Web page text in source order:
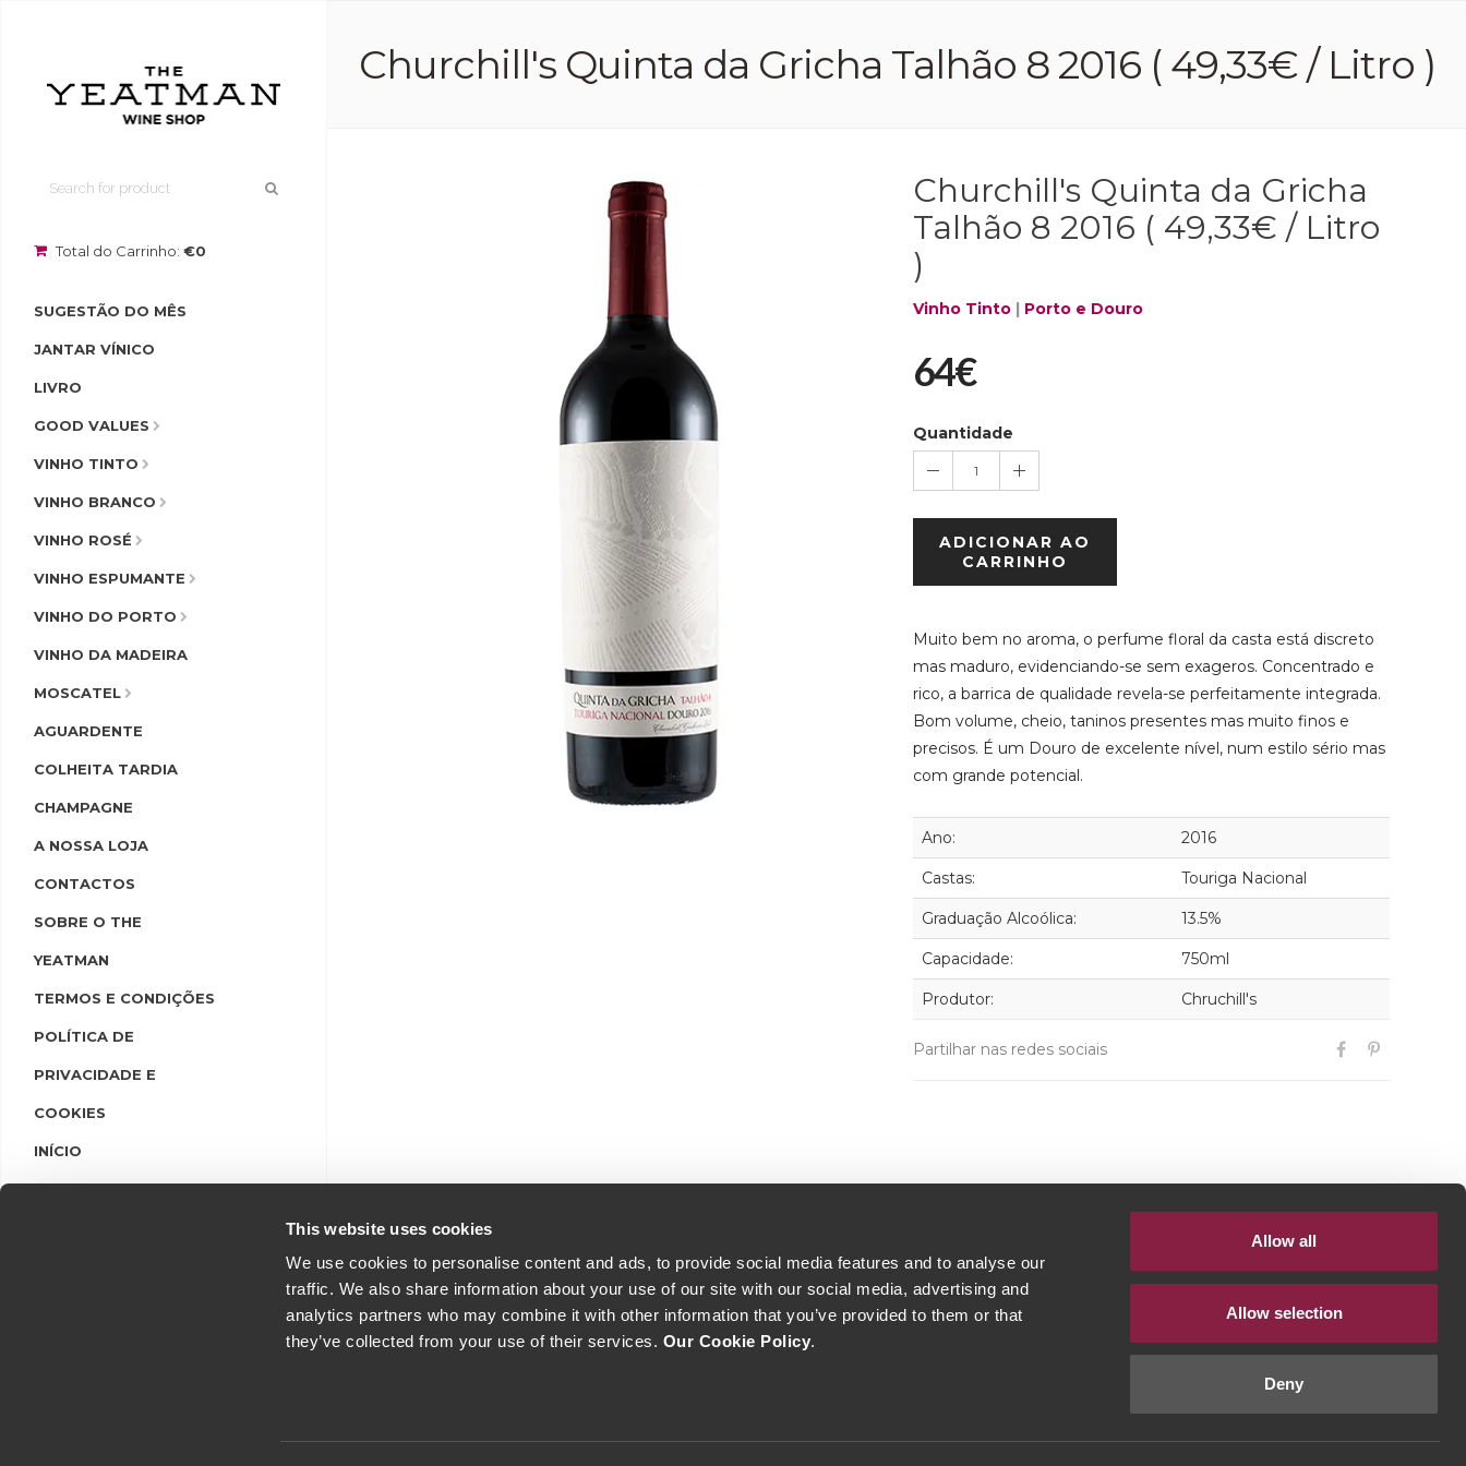
This website uses cookies
We use cookies to personalise content and ads, to provide social media features and to analyse our
traffic. We also share information about your use of our site with our social media, advertising and
analytics partners who may combine it with other information that you’ve provided to them or that
they’ve collected from your use of their services. Our Cookie Policy.
Allow all
Allow selection
Deny
Total do Carrinho: €0
SUGESTÃO DO MÊS
JANTAR VÍNICO
LIVRO
GOOD VALUES
VINHO TINTO
VINHO BRANCO
VINHO ROSÉ
VINHO ESPUMANTE
VINHO DO PORTO
VINHO DA MADEIRA
MOSCATEL
AGUARDENTE
COLHEITA TARDIA
CHAMPAGNE
A NOSSA LOJA
CONTACTOS
SOBRE O THE
YEATMAN
TERMOS E CONDIÇÕES
POLÍTICA DE
PRIVACIDADE E
COOKIES
INÍCIO
LINGUAS
Churchill's Quinta da Gricha Talhão 8 2016 ( 49,33€ / Litro )
Churchill's Quinta da Gricha
Talhão 8 2016 ( 49,33€ / Litro
)
Vinho Tinto | Porto e Douro
64€
Quantidade
1
ADICIONAR AO
CARRINHO
Muito bem no aroma, o perfume floral da casta está discreto
mas maduro, evidenciando-se sem exageros. Concentrado e
rico, a barrica de qualidade revela-se perfeitamente integrada.
Bom volume, cheio, taninos presentes mas muito finos e
precisos. É um Douro de excelente nível, num estilo sério mas
com grande potencial.
Ano: 2016
Castas: Touriga Nacional
Graduação Alcoólica: 13.5%
Capacidade: 750ml
Produtor: Chruchill's
Partilhar nas redes sociais